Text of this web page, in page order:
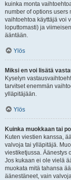
kuinka monta
number of options users
vaihtoehtoa käyttäjä voi
loputtomasti) ja
ääntään.
Ylös
Miksi en voi lisätä
Kyselyn
tarvitset enemmän
ylläpitäjään.
Ylös
Kuinka muokkaan tai
Kuten viestien kanssa,
valvoja tai ylläpitäjä.
viestiketjussa. Äänestys
Jos kukaan ei ole vielä
muokata mitä tahansa
äänestäneet, vain